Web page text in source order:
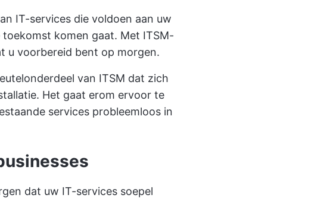
IT-services die voldoen aan uw
komen gaat. Met ITSM-
u voorbereid bent op morgen.
van ITSM dat zich
Het gaat erom ervoor te
services probleemloos in
dat uw IT-services soepel